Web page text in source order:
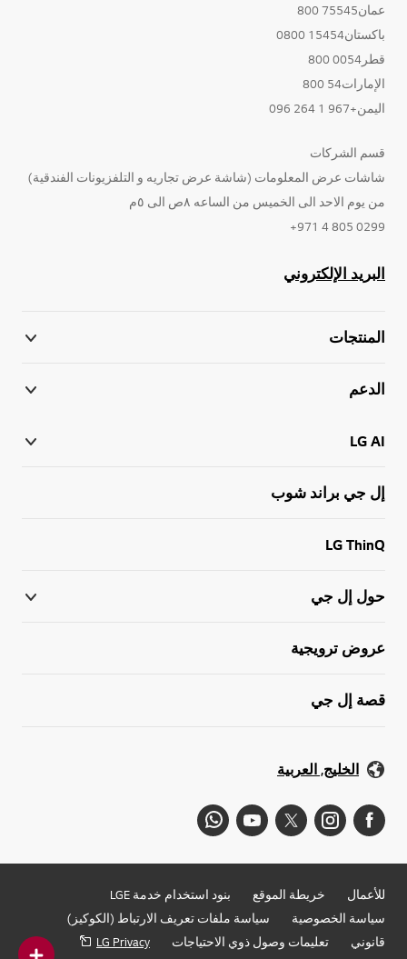
عمان75545 800
باكستان15454 0800
قطر0054 800
الإمارات54 800
اليمن+967 1 264 096
قسم الشركات
شاشات عرض المعلومات (شاشة عرض تجاريه و التلفزيونات الفندقية)
من يوم الاحد الى الخميس من الساعه ٨ص الى ٥م
0299 805 4 971+
البريد الإلكتروني
المنتجات
الدعم
LG AI
إل جي براند شوب
LG ThinQ
حول إل جي
عروض ترويجية
قصة إل جي
الخليج, العربية
للأعمال خريطة الموقع
بنود استخدام خدمة LGE
سياسة الخصوصية
سياسة ملفات تعريف الارتباط (الكوكيز)
قانوني
تعليمات وصول ذوي الاحتياجات LG Privacy